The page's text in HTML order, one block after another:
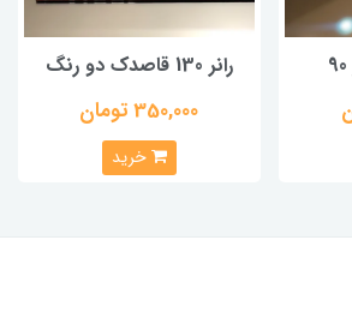
رانر 130 قاصدک دو رنگ
350,000 تومان
خرید